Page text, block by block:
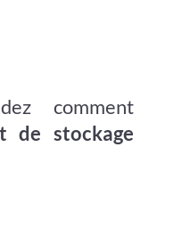
comment
de stockage